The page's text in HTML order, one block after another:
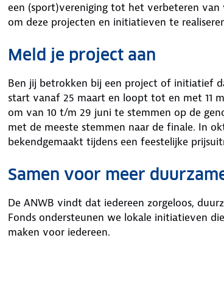
een (sport)vereniging tot het verbeteren
om deze projecten en initiatieven te
Meld je project aan
Ben jij betrokken bij een project of initiatief
start vanaf 25 maart en loopt tot en met 11
om van 10 t/m 29 juni te stemmen op de
met de meeste stemmen naar de finale. In
bekendgemaakt tijdens een feestelijke
Samen voor meer
De ANWB vindt dat iedereen zorgeloos,
Fonds ondersteunen we lokale initiatieven
maken voor iedereen.